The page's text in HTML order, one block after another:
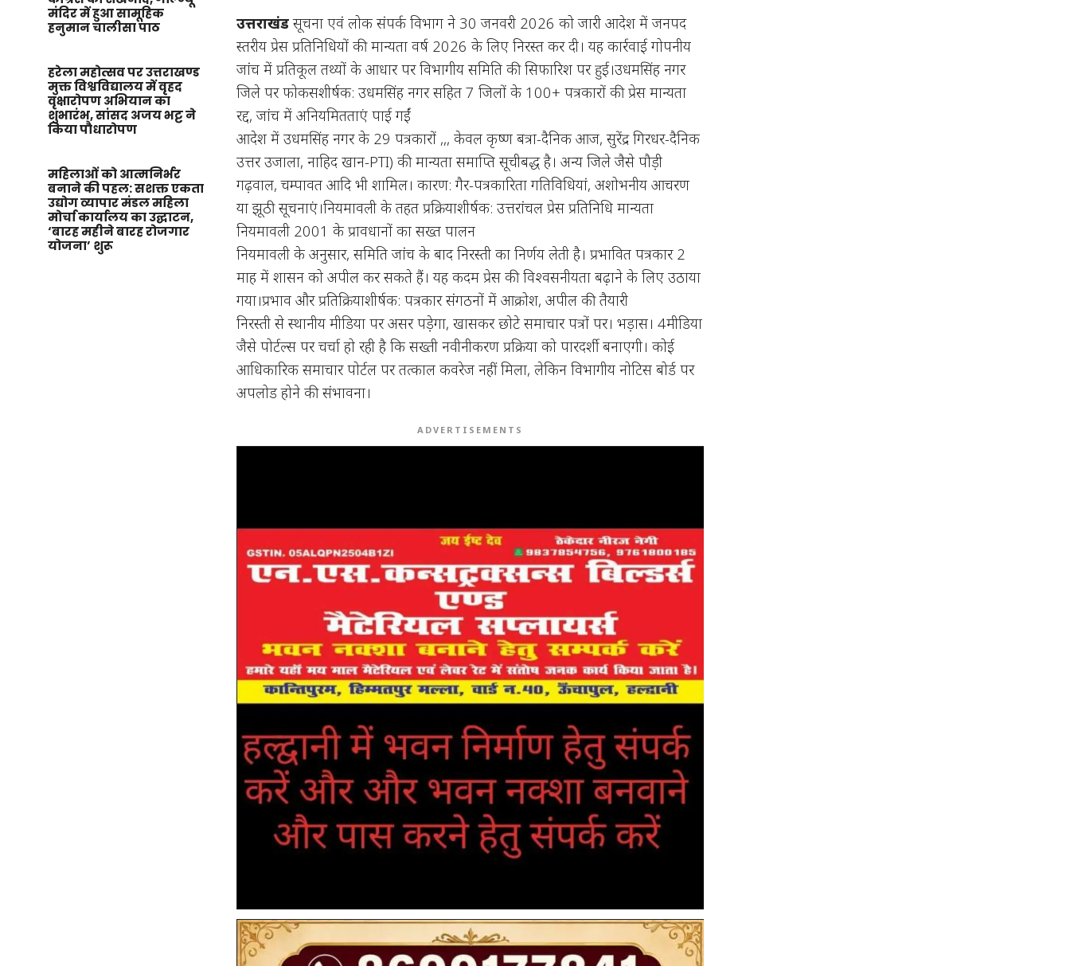
मंदिर में हुआ सामूहिक
हनुमान चालीसा पाठ
हरेला महोत्सव पर उत्तराखण्ड
मुक्त विश्वविद्यालय में वृहद
वृक्षारोपण अभियान का
शुभारंभ, सांसद अजय भट्ट ने
किया पौधारोपण
महिलाओं को आत्मनिर्भर
बनाने की पहल: सशक्त एकता
उद्योग व्यापार मंडल महिला
मोर्चा कार्यालय का उद्घाटन,
‘बारह महीने बारह रोजगार
योजना’ शुरू
उत्तराखंडसूचना एवं लोक संपर्क विभाग ने 30 जनवरी 2026 को जारी आदेश में जनपद
स्तरीय प्रेस प्रतिनिधियों की मान्यता वर्ष 2026 के लिए निरस्त कर दी। यह कार्रवाई गोपनीय
जांच में प्रतिकूल तथ्यों के आधार पर विभागीय समिति की सिफारिश पर हुई।उधमसिंह नगर
जिले पर फोकसशीर्षक: उधमसिंह नगर सहित 7 जिलों के 100+ पत्रकारों की प्रेस मान्यता
रद्द, जांच में अनियमितताएं पाई गईं
आदेश में उधमसिंह नगर के 29 पत्रकारों ,,, केवल कृष्ण बत्रा-दैनिक आज, सुरेंद्र गिरधर-दैनिक
उत्तर उजाला, नाहिद खान-PTI) की मान्यता समाप्ति सूचीबद्ध है। अन्य जिले जैसे पौड़ी
गढ़वाल, चम्पावत आदि भी शामिल। कारण: गैर-पत्रकारिता गतिविधियां, अशोभनीय आचरण
या झूठी सूचनाएं।नियमावली के तहत प्रक्रियाशीर्षक: उत्तरांचल प्रेस प्रतिनिधि मान्यता
नियमावली 2001 के प्रावधानों का सख्त पालन
नियमावली के अनुसार, समिति जांच के बाद निरस्ती का निर्णय लेती है। प्रभावित पत्रकार 2
माह में शासन को अपील कर सकते हैं। यह कदम प्रेस की विश्वसनीयता बढ़ाने के लिए उठाया
गया।प्रभाव और प्रतिक्रियाशीर्षक: पत्रकार संगठनों में आक्रोश, अपील की तैयारी
निरस्ती से स्थानीय मीडिया पर असर पड़ेगा, खासकर छोटे समाचार पत्रों पर। भड़ास। 4मीडिया
जैसे पोर्टल्स पर चर्चा हो रही है कि सख्ती नवीनीकरण प्रक्रिया को पारदर्शी बनाएगी। कोई
आधिकारिक समाचार पोर्टल पर तत्काल कवरेज नहीं मिला, लेकिन विभागीय नोटिस बोर्ड पर
अपलोड होने की संभावना।
ADVERTISEMENTS